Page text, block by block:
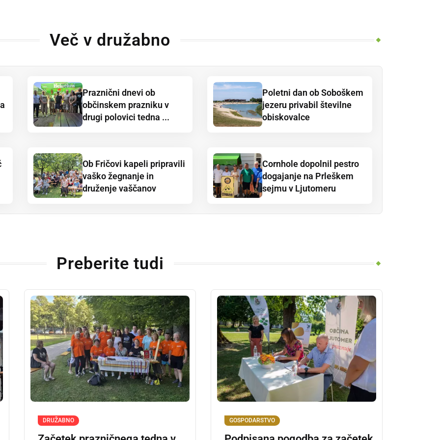
Več v družabno
Praznični dnevi ob
občinskem prazniku v
drugi polovici tedna ...
Poletni dan ob Soboškem
jezeru privabil številne
obiskovalce
Ob Fričovi kapeli pripravili
vaško žegnanje in
druženje vaščanov
Cornhole dopolnil pestro
dogajanje na Prleškem
sejmu v Ljutomeru
Preberite tudi
DRUŽABNO GOSPODARSTVO